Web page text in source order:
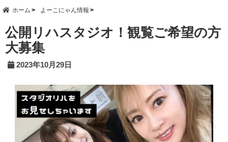
ホーム よーこにゃん情報
公開リハスタジオ！観覧ご希望の方
大募集
2023年10月29日